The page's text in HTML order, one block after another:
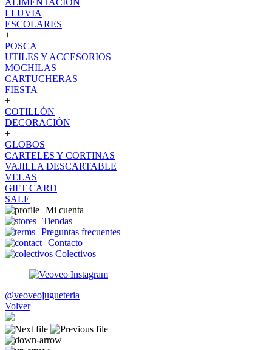
ALIMENTACION
LLUVIA
ESCOLARES
+
POSCA
UTILES Y ACCESORIOS
MOCHILAS
CARTUCHERAS
FIESTA
+
COTILLÓN
DECORACIÓN
+
GLOBOS
CARTELES Y CORTINAS
VAJILLA DESCARTABLE
VELAS
GIFT CARD
SALE
Mi cuenta
Tiendas
Preguntas frecuentes
Contacto
Colectivos
@veoveojugueteria
Volver